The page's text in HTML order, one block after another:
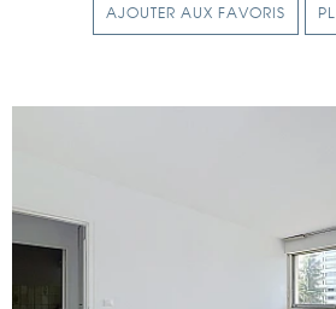
AJOUTER AUX FAVORIS